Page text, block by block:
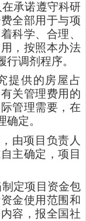
承诺遵守科研
全部用于与项
科学、合理、
，按照本办法
调剂程序。
提供的房屋占
关管理费用的
管理需要，在
定。
由项目负责人
主确定，项目
定项目资金包
金使用范围和
容，报全国社